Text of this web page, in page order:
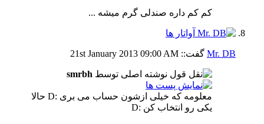
کم کم داره صندلی گرم میشه ...
Mr. DB گفت:: 21st January 2013 09:00 AM
نوشته اصلی توسط smrbh
معلومه که خیلی ازشون حساب می بری :D حالا
یکی رو انتخاب کن :D